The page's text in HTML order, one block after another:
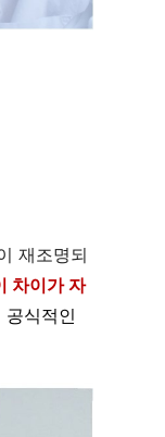
재조명되
차이가 자
식적인